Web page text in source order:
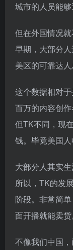
城市的人员能
但在外国情况
早期，大部分
美区的可靠达人
这个数据相对
百万的内容创
但TK不同，现
钱。毕竟美国人
大部分人其实
所以，TK的发
阶段。非常简
面开播就能卖货
不像我们中国